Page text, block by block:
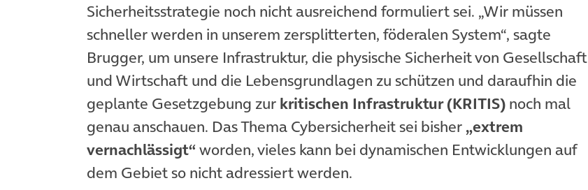
Sicherheitsstrategie noch nicht ausreichend formuliert sei. „Wir müssen
schneller werden in unserem zersplitterten, föderalen System“, sagte
Brugger, um unsere Infrastruktur, die physische Sicherheit von Gesellschaft
und Wirtschaft und die Lebensgrundlagen zu schützen und daraufhin die
geplante Gesetzgebung zur kritischen Infrastruktur (KRITIS) noch mal
genau anschauen. Das Thema Cybersicherheit sei bisher „extrem
vernachlässigt“worden, vieles kann bei dynamischen Entwicklungen auf
dem Gebiet so nicht adressiert werden.